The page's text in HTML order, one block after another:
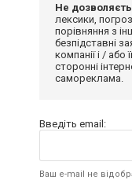
Не
лексики,
порівняння з
безпідставні
компанії і / або
сторонні
самореклама.
Введіть email:
Ваш e-mail не